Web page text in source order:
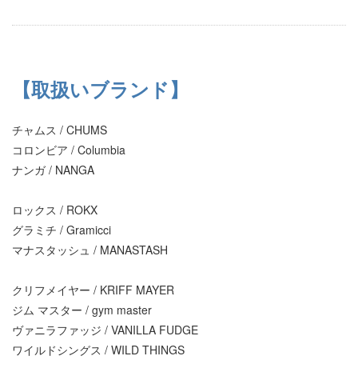
【取扱いブランド】
チャムス / CHUMS
コロンビア / Columbia
ナンガ / NANGA
ロックス / ROKX
グラミチ / Gramicci
マナスタッシュ / MANASTASH
クリフメイヤー / KRIFF MAYER
ジム マスター / gym master
ヴァニラファッジ / VANILLA FUDGE
ワイルドシングス / WILD THINGS